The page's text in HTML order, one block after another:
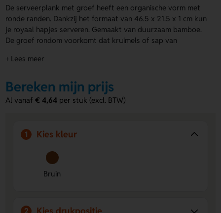
De serveerplank met groef heeft een organische vorm met
ronde randen. Dankzij het formaat van 46.5 x 21.5 x 1 cm kun
je royaal hapjes serveren. Gemaakt van duurzaam bamboe.
De groef rondom voorkomt dat kruimels of sap van
hang je hem gemakkelijk op in de keuken. Laat de
met jouw eigen ontwerp.
Voordelen van de serveerplank met
Groef houdt tafel schoon:
Vangt kruimels en vocht op
tijdens het serveren.
Veel ruimte:
meerdere hapjes tegelijk.
Te graveren aan beide zijden:
+ Lees meer
Bereken mijn prijs
Al vanaf€ 4,64 per stuk (excl. BTW)
1 Kies kleur
Bruin
2 Kies drukpositie